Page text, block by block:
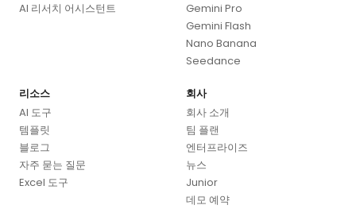
AI 리서치 어시스턴트
Gemini Pro
Gemini Flash
Nano Banana
Seedance
리소스
AI 도구
템플릿
블로그
자주 묻는 질문
Excel 도구
회사
회사 소개
팀 플랜
엔터프라이즈
뉴스
Junior
데모 예약